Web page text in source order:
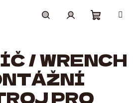
košík
/ WRENCH
PRO